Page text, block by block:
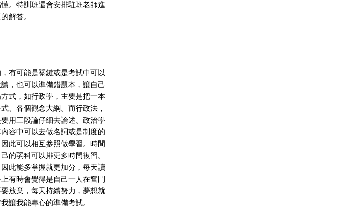
。特訓班還會安排駐班老師進
解答。
有可能是關鍵或是考試中可以
，也可以準備錯題本，讓自己
式，如行政學，主要是把一本
、各個觀念大綱。而行政法，
用三段論仔細去論述。政治學
容中可以去做名詞或是制度的
此可以相互參照做學習。時間
的弱科可以排更多時間複習。
此能多掌握就更加分，每天讀
有時會覺得是自己一人在奮鬥
放棄，每天持續努力，夢想就
讓我能專心的準備考試。